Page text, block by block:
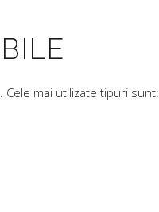
mai utilizate tipuri sunt: